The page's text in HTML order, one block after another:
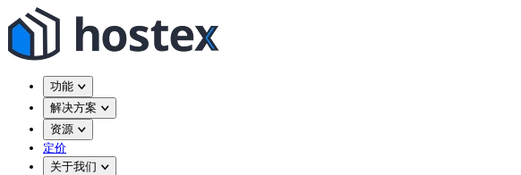
功能
解决方案
资源
定价
关于我们